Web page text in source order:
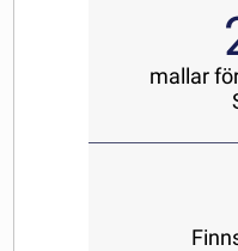
mallar